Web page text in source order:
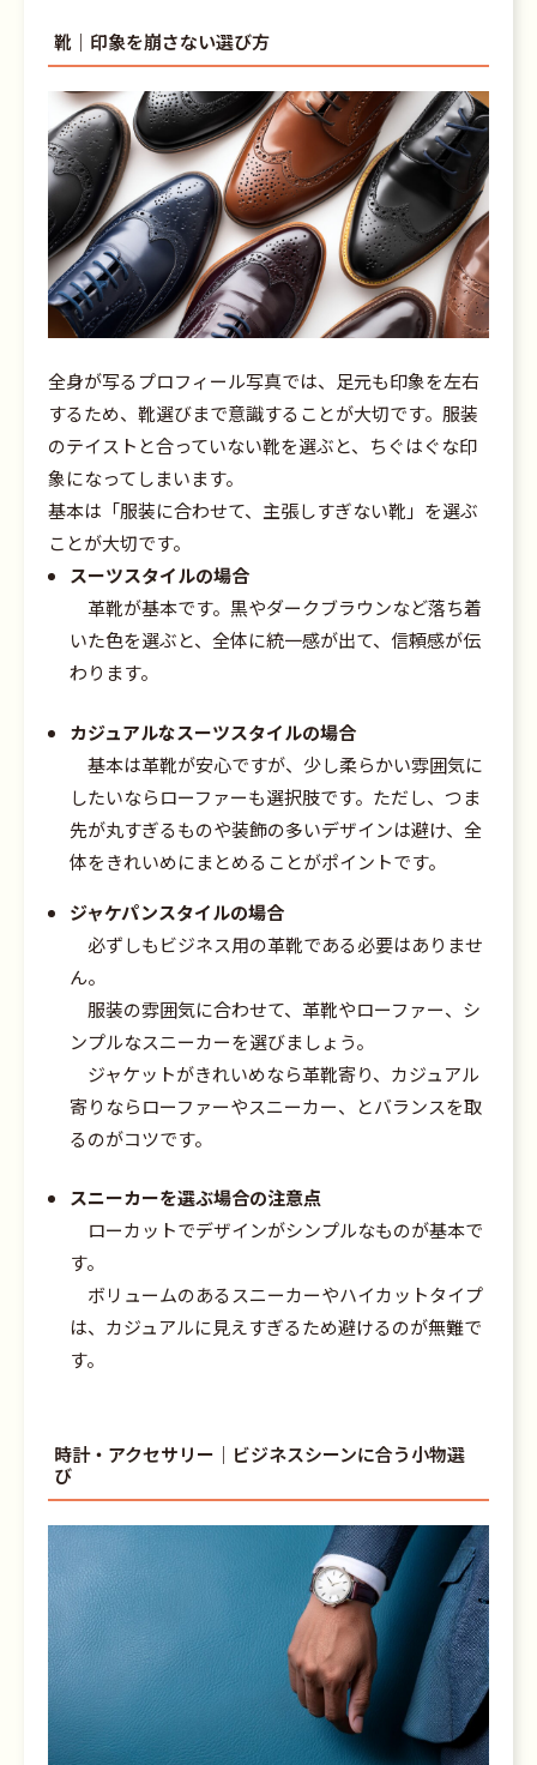
靴｜印象を崩さない選び方
全身が写るプロフィール写真では、足元も印象を左右
するため、靴選びまで意識することが大切です。 服装
のテイストと合っていない靴を選ぶと、ちぐはぐな印
象になってしまいます。
基本は「服装に合わせて、主張しすぎない靴」を選ぶ
ことが大切です。
スーツスタイルの場合
革靴が基本です。黒やダークブラウンなど落ち着
いた色を選ぶと、全体に統一感が出て、信頼感が伝
わります。
カジュアルなスーツスタイルの場合
基本は革靴が安心ですが、少し柔らかい雰囲気に
したいならローファーも選択肢です。ただし、つま
先が丸すぎるものや装飾の多いデザインは避け、全
体をきれいめにまとめることがポイントです。
ジャケパンスタイルの場合
必ずしもビジネス用の革靴である必要はありませ
ん。
服装の雰囲気に合わせて、革靴やローファー、シ
ンプルなスニーカーを選びましょう。
ジャケットがきれいめなら革靴寄り、カジュアル
寄りならローファーやスニーカー、とバランスを取
るのがコツです。
スニーカーを選ぶ場合の注意点
ローカットでデザインがシンプルなものが基本で
す。
ボリュームのあるスニーカーやハイカットタイプ
は、カジュアルに見えすぎるため避けるのが無難で
す。
時計・アクセサリー｜ビジネスシーンに合う小物選
び